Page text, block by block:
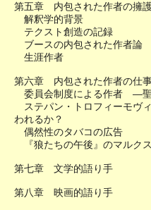
第五章 内包された作者の擁
解釈学的背景
テクスト創造の記録
ブースの内包された作者論
生涯作者
第六章 内包された作者の仕
委員会制度による作者 ―聖
ステパン・トロフィーモヴ
われるか？
偶然性のタバコの広告
『狼たちの午後』のマルク
第七章 文学的語り手
第八章 映画的語り手